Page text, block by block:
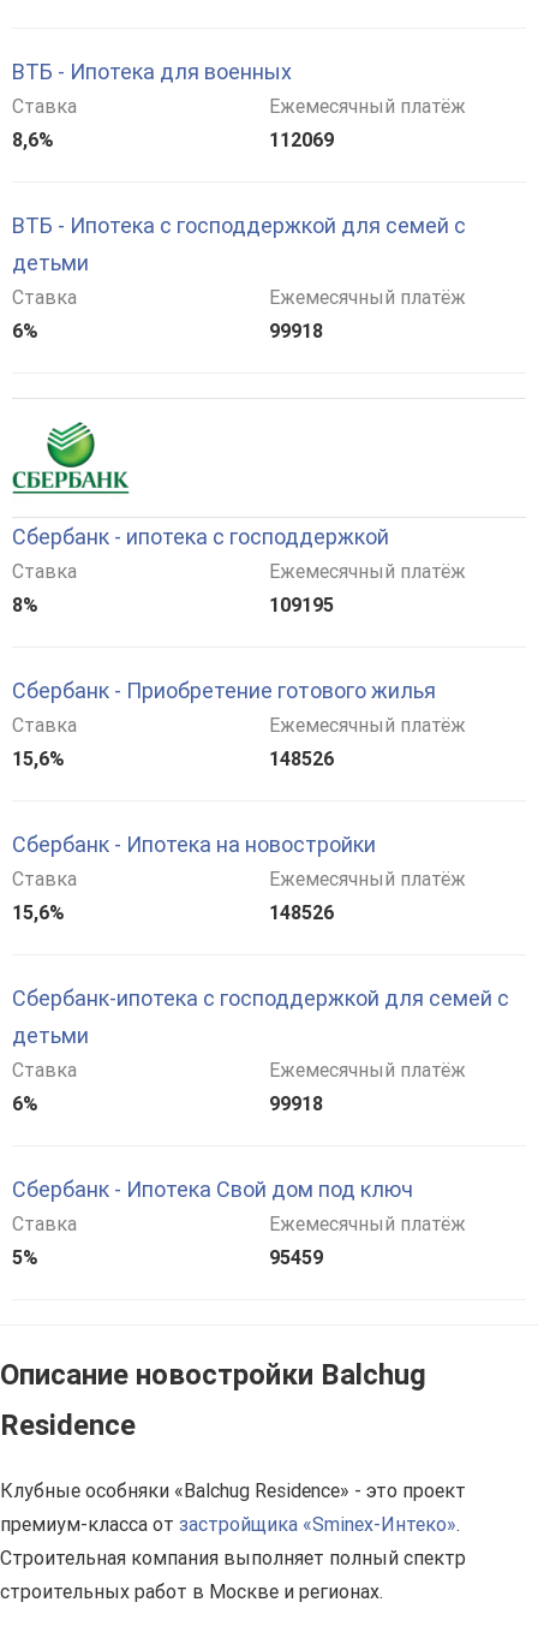
ВТБ - Ипотека для военных
Ставка
8,6%
Ежемесячный платёж
112069
ВТБ - Ипотека с господдержкой для семей с
детьми
Ставка
6%
Ежемесячный платёж
99918
Сбербанк - ипотека с господдержкой
Ставка
8%
Ежемесячный платёж
109195
Сбербанк - Приобретение готового жилья
Ставка
15,6%
Ежемесячный платёж
148526
Сбербанк - Ипотека на новостройки
Ставка
15,6%
Ежемесячный платёж
148526
Сбербанк-ипотека с господдержкой для семей с
детьми
Ставка
6%
Ежемесячный платёж
99918
Сбербанк - Ипотека Свой дом под ключ
Ставка
5%
Ежемесячный платёж
95459
Описание новостройки Balchug
Residence
Клубные особняки «Balchug Residence» - это проект
премиум-класса от застройщика «Sminex-Интеко».
Строительная компания выполняет полный спектр
строительных работ в Москве и регионах.